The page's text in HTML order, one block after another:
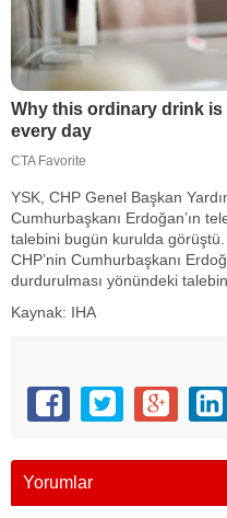
YSK, CHP Genel Başkan
Cumhurbaşkanı Erdoğan’ın
talebini bugün kurulda
CHP’nin Cumhurbaşkanı
durdurulması yönündeki
Kaynak: IHA
Yorumlar